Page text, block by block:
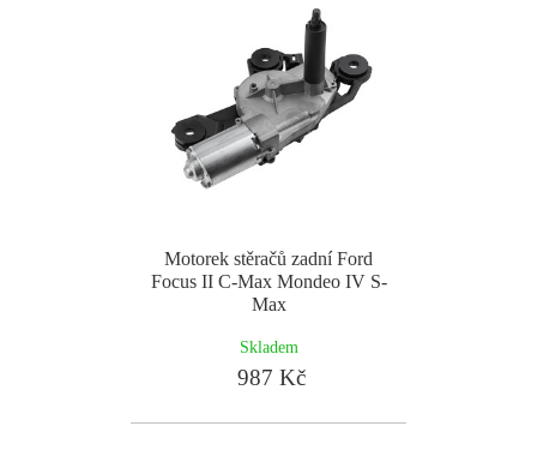
Motorek stěračů zadní Ford
Focus II C-Max Mondeo IV S-
Max
Skladem
987 Kč